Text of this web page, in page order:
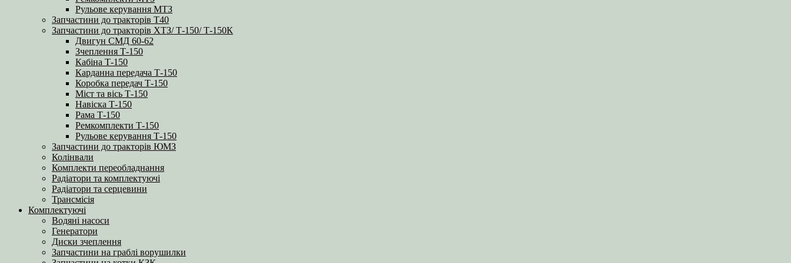
Рульове керування МТЗ
Запчастини до тракторів Т40
Запчастини до тракторів ХТЗ/ Т-150/ Т-150К
Двигун СМД 60-62
Зчеплення Т-150
Кабіна Т-150
Карданна передача Т-150
Коробка передач Т-150
Міст та вісь Т-150
Навіска Т-150
Рама Т-150
Ремкомплекти Т-150
Рульове керування Т-150
Запчастини до тракторів ЮМЗ
Колінвали
Комплекти переобладнання
Радіатори та комплектуючі
Радіатори та серцевини
Трансмісія
Комплектуючі
Водяні насоси
Генератори
Диски зчеплення
Запчастини на граблі ворушилки